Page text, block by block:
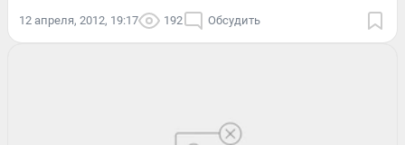
12 апреля, 2012, 19:17 192 Обсудить